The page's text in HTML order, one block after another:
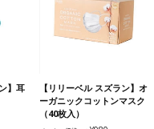
】耳
【リリーベル スズラン】オ
ーガニックコットンマスク
（40枚入）